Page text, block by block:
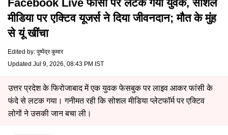
Facebook Live फांसी पर लटक गया युवक, सोशल
मीडिया पर एक्टिव यूजर्स ने दिया जीवनदान; मौत के मुंह
से यूं खींचा
Edited by: पुष्पेंद्र कुमार
Updated Jul 9, 2026, 08:43 PM IST
उत्तर प्रदेश के फिरोजाबाद में एक युवक फेसबुक पर लाइव आकर फांसी के
फंदे से लटक गया। गनीमत रही कि सोशल मीडिया प्लेटफॉर्म पर एक्टिव
लोगों ने उसकी जान बचा ली।